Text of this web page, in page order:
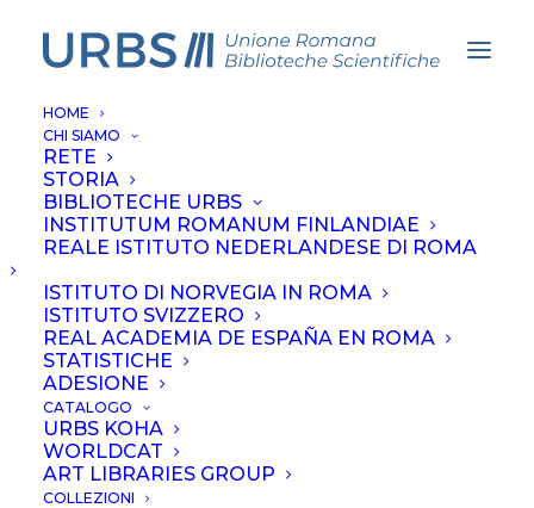
HOME
CHI SIAMO
RETE
STORIA
BIBLIOTECHE URBS
INSTITUTUM ROMANUM FINLANDIAE
REALE ISTITUTO NEDERLANDESE DI ROMA
ISTITUTO DI NORVEGIA IN ROMA
ISTITUTO SVIZZERO
REAL ACADEMIA DE ESPAÑA EN ROMA
STATISTICHE
ADESIONE
CATALOGO
URBS KOHA
WORLDCAT
ART LIBRARIES GROUP
COLLEZIONI
News